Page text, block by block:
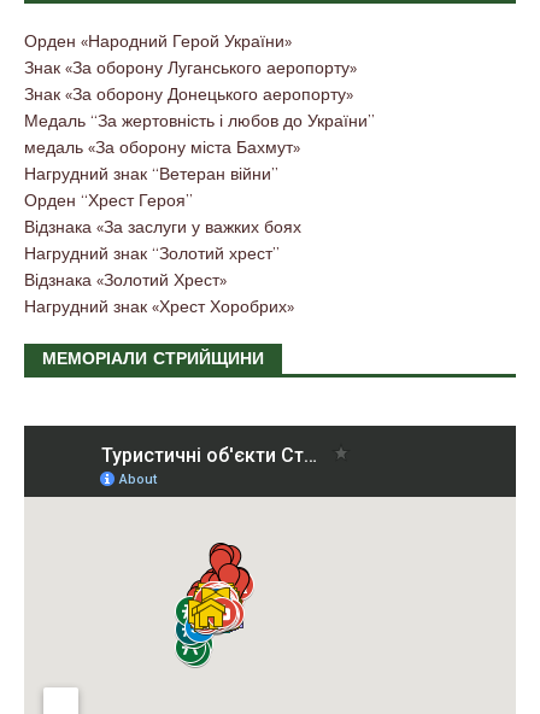
Орден «Народний Герой України»
Знак «За оборону Луганського аеропорту»
Знак «За оборону Донецького аеропорту»
Медаль “За жертовність і любов до України”
медаль «За оборону міста Бахмут»
Нагрудний знак “Ветеран війни”
Орден “Хрест Героя”
Відзнака «За заслуги у важких боях
Нагрудний знак “Золотий хрест”
Відзнака «Золотий Хрест»
Нагрудний знак «Хрест Хоробрих»
МЕМОРІАЛИ СТРИЙЩИНИ